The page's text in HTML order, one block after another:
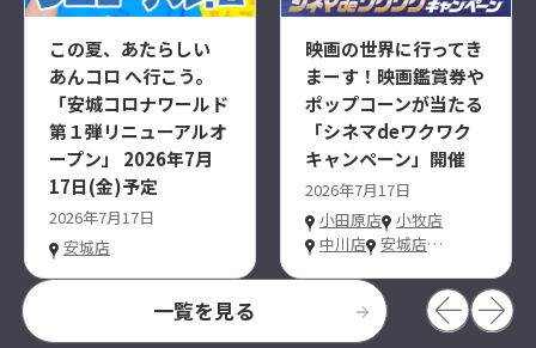
一覧を見る
この夏、あたらしい
あんコロ へ行こう。
「安城コロナワールド
第１弾リニューアルオ
ープン」 2026年7月
17日(金)予定
2026年7月17日
安城店
映画の世界に行ってき
まーす！映画鑑賞券や
ポップコーンが当たる
「シネマdeワクワク
キャンペーン」開催
2026年7月17日
小田原店
小牧店
中川店
安城店…